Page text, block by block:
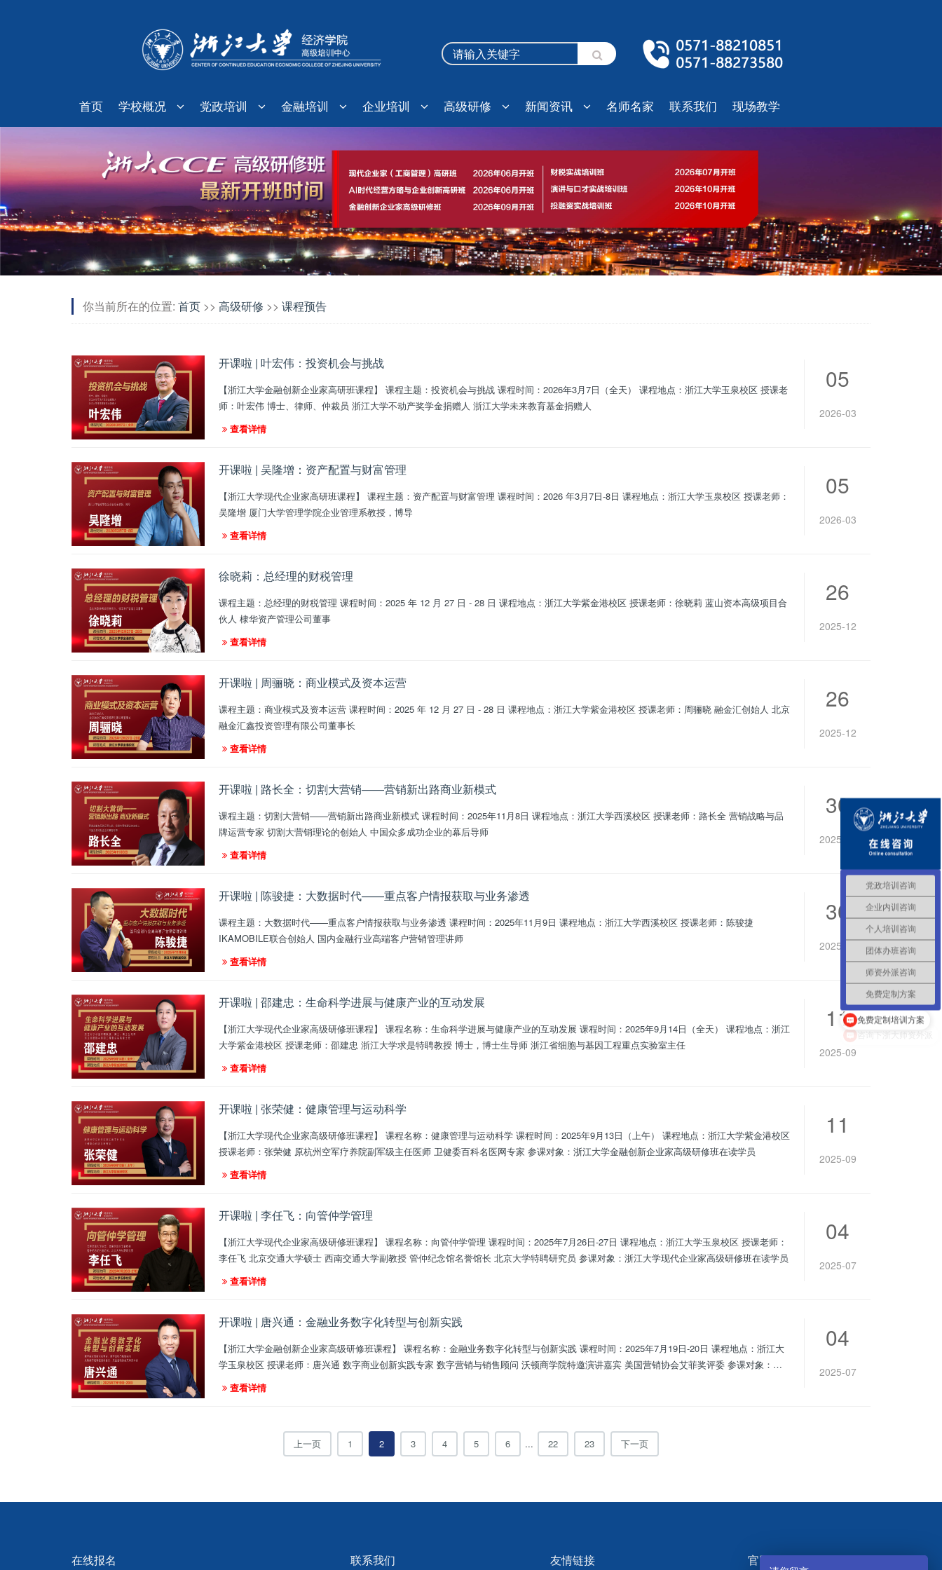
首页 学校概况 党政培训 金融培训 企业培训 高级研修 新闻资讯 名师名家 联系我们 现场教学
你当前所在的位置: 首页 >> 高级研修 >> 课程预告
开课啦 | 叶宏伟：投资机会与挑战
【浙江大学金融创新企业家高研班课程】 课程主题：投资机会与挑战 课程时间：2026年3月7日（全天） 课程地点：浙江大学玉泉校区 授课老
师：叶宏伟 博士、律师、仲裁员 浙江大学不动产奖学金捐赠人 浙江大学未来教育基金捐赠人
查看详情
05
2026-03
开课啦 | 吴隆增：资产配置与财富管理
【浙江大学现代企业家高研班课程】 课程主题：资产配置与财富管理 课程时间：2026 年3月7日-8日 课程地点：浙江大学玉泉校区 授课老师：
吴隆增 厦门大学管理学院企业管理系教授，博导
查看详情
05
2026-03
徐晓莉：总经理的财税管理
课程主题：总经理的财税管理 课程时间：2025 年 12 月 27 日 - 28 日 课程地点：浙江大学紫金港校区 授课老师：徐晓莉 蓝山资本高级项目合
伙人 棣华资产管理公司董事
查看详情
26
2025-12
开课啦 | 周骊晓：商业模式及资本运营
课程主题：商业模式及资本运营 课程时间：2025 年 12 月 27 日 - 28 日 课程地点：浙江大学紫金港校区 授课老师：周骊晓 融金汇创始人 北京
融金汇鑫投资管理有限公司董事长
查看详情
26
2025-12
开课啦 | 路长全：切割大营销——营销新出路商业新模式
课程主题：切割大营销——营销新出路商业新模式 课程时间：2025年11月8日 课程地点：浙江大学西溪校区 授课老师：路长全 营销战略与品
牌运营专家 切割大营销理论的创始人 中国众多成功企业的幕后导师
查看详情
30
2025-10
开课啦 | 陈骏捷：大数据时代——重点客户情报获取与业务渗透
课程主题：大数据时代——重点客户情报获取与业务渗透 课程时间：2025年11月9日 课程地点：浙江大学西溪校区 授课老师：陈骏捷
IKAMOBILE联合创始人 国内金融行业高端客户营销管理讲师
查看详情
30
2025-10
开课啦 | 邵建忠：生命科学进展与健康产业的互动发展
【浙江大学现代企业家高级研修班课程】 课程名称：生命科学进展与健康产业的互动发展 课程时间：2025年9月14日（全天） 课程地点：浙江
大学紫金港校区 授课老师：邵建忠 浙江大学求是特聘教授 博士，博士生导师 浙江省细胞与基因工程重点实验室主任
查看详情
11
2025-09
开课啦 | 张荣健：健康管理与运动科学
【浙江大学现代企业家高级研修班课程】 课程名称：健康管理与运动科学 课程时间：2025年9月13日（上午） 课程地点：浙江大学紫金港校区
授课老师：张荣健 原杭州空军疗养院副军级主任医师 卫健委百科名医网专家 参课对象：浙江大学金融创新企业家高级研修班在读学员
查看详情
11
2025-09
开课啦 | 李任飞：向管仲学管理
【浙江大学现代企业家高级研修班课程】 课程名称：向管仲学管理 课程时间：2025年7月26日-27日 课程地点：浙江大学玉泉校区 授课老师：
李任飞 北京交通大学硕士 西南交通大学副教授 管仲纪念馆名誉馆长 北京大学特聘研究员 参课对象：浙江大学现代企业家高级研修班在读学员
查看详情
04
2025-07
开课啦 | 唐兴通：金融业务数字化转型与创新实践
【浙江大学金融创新企业家高级研修班课程】 课程名称：金融业务数字化转型与创新实践 课程时间：2025年7月19日-20日 课程地点：浙江大
学玉泉校区 授课老师：唐兴通 数字商业创新实践专家 数字营销与销售顾问 沃顿商学院特邀演讲嘉宾 美国营销协会艾菲奖评委 参课对象：浙
江大学金融创新企业家高级研修班学员
查看详情
04
2025-07
上一页 1 2 3 4 5 6 ... 22 23 下一页
在线报名 联系我们 友情链接 官网微信公众号
党政培训咨询
企业内训咨询
个人培训咨询
团体办班咨询
师资外派咨询
免费定制方案
免费定制培训方案